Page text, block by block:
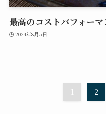
最高のコストパフォーマ
2024年8月5日
1 2